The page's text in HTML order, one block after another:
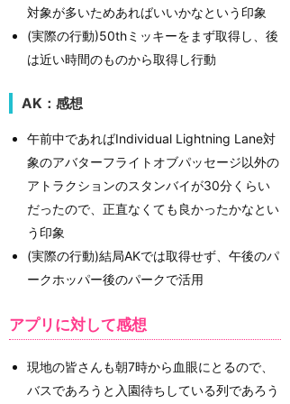
対象が多いためあればいいかなという印象
(実際の行動)50thミッキーをまず取得し、後
は近い時間のものから取得し行動
AK：感想
午前中であればIndividual Lightning Lane対
象のアバターフライトオブパッセージ以外の
アトラクションのスタンバイが30分くらい
だったので、正直なくても良かったかなとい
う印象
(実際の行動)結局AKでは取得せず、午後のパ
ークホッパー後のパークで活用
アプリに対して感想
現地の皆さんも朝7時から血眼にとるので、
バスであろうと入園待ちしている列であろう